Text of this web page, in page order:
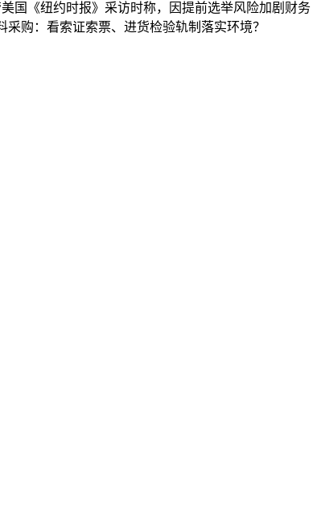
国《纽约时报》采访时称，因提前选举风险加剧财务
购：看索证索票、进货检验轨制落实环境？